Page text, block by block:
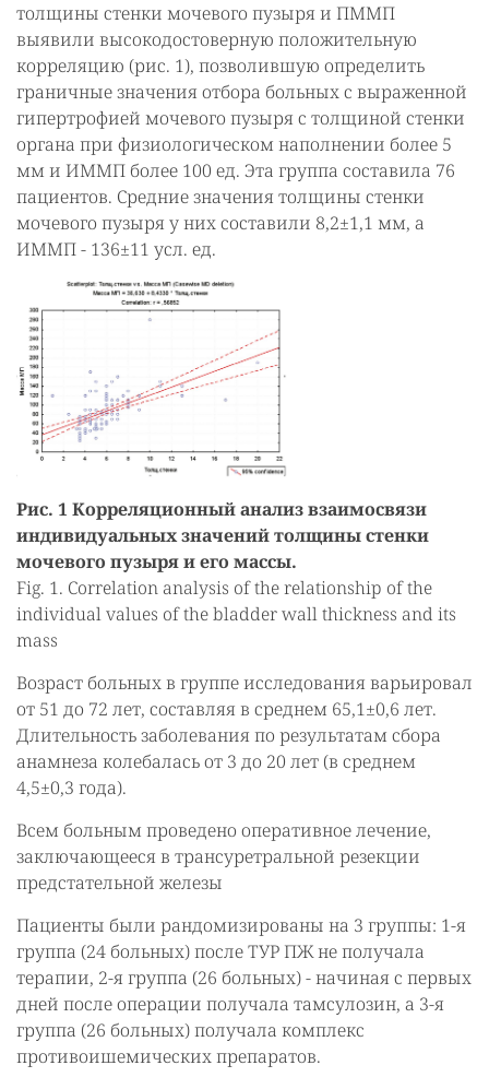
толщины стенки мочевого пузыря и ПММП
выявили высокодостоверную положительную
корреляцию (рис. 1), позволившую определить
граничные значения отбора больных с выраженной
гипертрофией мочевого пузыря с толщиной стенки
органа при физиологическом наполнении более 5
мм и ИММП более 100 ед. Эта группа составила 76
пациентов. Средние значения толщины стенки
мочевого пузыря у них составили 8,2±1,1 мм, а
ИММП - 136±11 усл. ед.
Рис. 1 Корреляционный анализ взаимосвязи
индивидуальных значений толщины стенки
мочевого пузыря и его массы.
Fig. 1. Correlation analysis of the relationship of the
individual values of the bladder wall thickness and its
mass
Возраст больных в группе исследования варьировал
от 51 до 72 лет, составляя в среднем 65,1±0,6 лет.
Длительность заболевания по результатам сбора
анамнеза колебалась от 3 до 20 лет (в среднем
4,5±0,3 года).
Всем больным проведено оперативное лечение,
заключающееся в трансуретральной резекции
предстательной железы
Пациенты были рандомизированы на 3 группы: 1-я
группа (24 больных) после ТУР ПЖ не получала
терапии, 2-я группа (26 больных) - начиная с первых
дней после операции получала тамсулозин, а 3-я
группа (26 больных) получала комплекс
противоишемических препаратов.